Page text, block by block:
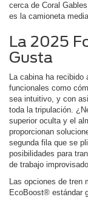
cerca de Coral
es la camioneta
La 2025
Gusta
La cabina ha
funcionales como
sea intuitivo, y con
toda la tripulación.
superior oculta y el
proporcionan
segunda fila que se
posibilidades para
de trabajo
Las opciones de tren
EcoBoost® estándar